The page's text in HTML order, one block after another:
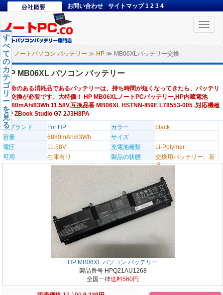
お問い合わせ サイトマップ 1 2 3 4
Toggle
ノートパソコン バッテリー ≫ HP ≫ MB06XLバッテリー交換
す
べ
て
の
カ
テ
ゴ
リ
ー
を
見
る
HP MB06XL パソコン バッテリー
寿命のある消耗品であるバッテリーは、持ち時間が短くなってきたら、バッテリ
ー交換が必要です。大特価！ HP MB06XLノートPCバッテリー,HP内蔵電池
6880mAh/83Wh 11.58V,互換品番 MB06XL HSTNN-IB9E L78553-005 ,対応機種
HP ZBook Studio G7 2J3H8PA
のブランド
For HP カラー
black
容量
6880mAh/83Wh
サイズ
電圧
11.58V 充電池種類
Li-Polymer
可用
在庫有り 製品の状態
交換用バッテリー、新
品
HP MB06XL パソコン バッテリー
製品番号 HPQ21AU1268
全国一律送料560円